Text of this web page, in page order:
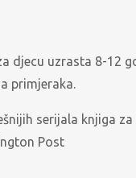
djecu uzrasta 8-12
primjeraka.
serijala knjiga
Post